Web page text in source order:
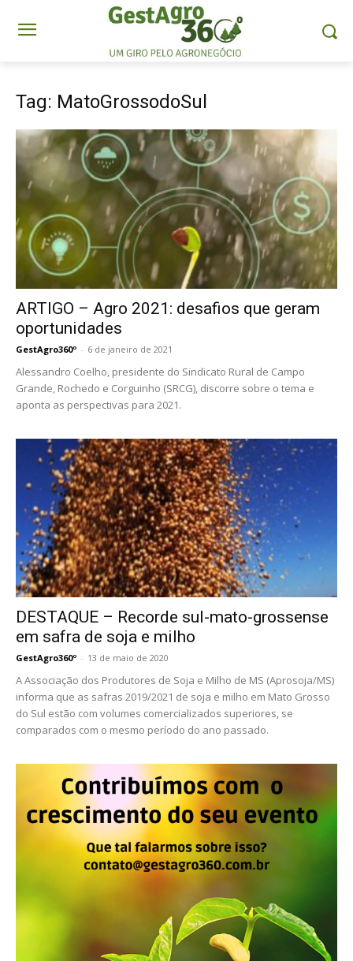
Tag: MatoGrossodoSul
ARTIGO – Agro 2021: desafios que geram
oportunidades
GestAgro360º - 6 de janeiro de 2021
Alessandro Coelho, presidente do Sindicato Rural de Campo
Grande, Rochedo e Corguinho (SRCG), discorre sobre o tema e
aponta as perspectivas para 2021.
DESTAQUE – Recorde sul-mato-grossense
em safra de soja e milho
GestAgro360º - 13 de maio de 2020
A Associação dos Produtores de Soja e Milho de MS (Aprosoja/MS)
informa que as safras 2019/2021 de soja e milho em Mato Grosso
do Sul estão com volumes comercializados superiores, se
comparados com o mesmo período do ano passado.